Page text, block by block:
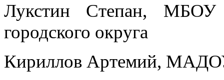
Лукстин Степан, МБОУ
городского округа
Кириллов Артемий,